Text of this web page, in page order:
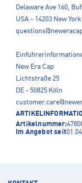
Delaware Ave 160,
USA - 14203 New York
New Era Cap
Lichtstraße 25
DE - 50825 Köln
Artikelnummer:
Im Angebot seit